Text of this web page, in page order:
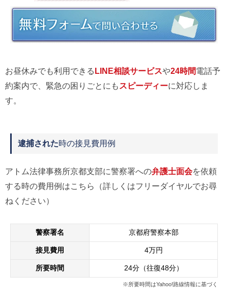
お昼休みでも利用できるLINE相談サービスや24時間電話予
約案内で、緊急の困りごとにも スピーディーに対応しま
す。
逮捕された時の接見費用例
アトム法律事務所京都支部に警察署への弁護士面会を依頼
する時の費用例はこちら（詳しくはフリーダイヤルでお尋
ねください）
警察署名 京都府警察本部
接見費用 4万円
所要時間 24分（往復48分）
※所要時間はYahoo!路線情報に基づく